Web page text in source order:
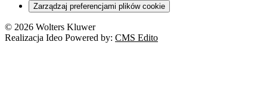
Zarządzaj preferencjami plików cookie
© 2026 Wolters Kluwer
Realizacja Ideo Powered by: CMS Edito